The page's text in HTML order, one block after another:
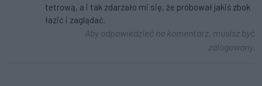
tetrową, a i tak zdarzało mi się, że próbował jakiś zbok
łazić i zaglądać.
Aby odpowiedzieć na komentarz, musisz być
zalogowany.